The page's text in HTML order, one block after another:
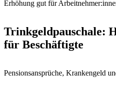
Erhöhung gut für
Trinkgeldpauschale:
für Beschäftigte
Pensionsansprüche, Krankengeld